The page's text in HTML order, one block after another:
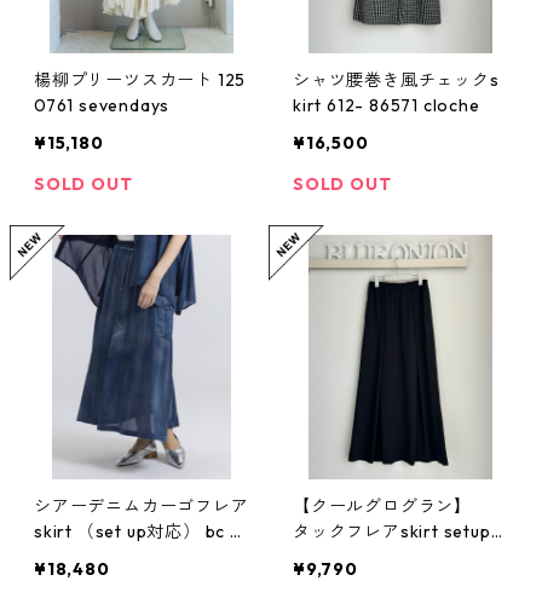
楊柳プリーツスカート 125
0761 sevendays
¥15,180
SOLD OUT
シャツ腰巻き風チェックs
kirt 612- 86571 cloche
¥16,500
SOLD OUT
シアーデニムカーゴフレア
skirt （set up対応） bc 6
¥18,480
【クールグログラン】
タックフレアskirt setup
¥9,790